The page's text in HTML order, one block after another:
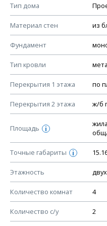
Тип дома
Материал стен из
Фундамент
Тип кровли
Перекрытия 1 этажа по
Перекрытия 2 этажа ж/б
Площадь i
Точные габариты i
Этажность
Количество комнат 4
Количество с/у 2
Смотрите советы по
КОНСТРУКТИВНЫЕ
Ведомость рабочих
План фундамента
Устройство
Планы перекрытий
Устройство
Устройство стен
Спецификация
Схема расположения
Схема расположения
Спецификация
Устройство
Узлы устройства кровли